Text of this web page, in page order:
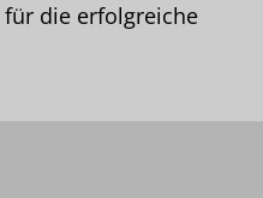
die erfolgreiche